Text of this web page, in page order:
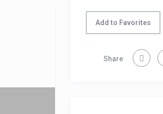
Add to Favorites
Share